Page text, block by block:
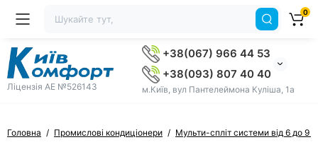
Ліцензія AE №526143
+38(067) 966 44 53
+38(093) 807 40 40
м.Київ, вул Пантелеймона Куліша, 1а
0
Головна Промислові кондиціонери Мульти-спліт системи від 6 до 9